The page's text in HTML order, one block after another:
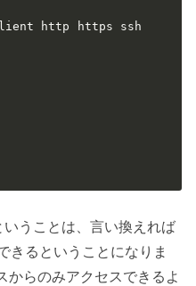
http https ssh
うことは、言い換えれば
きるということになりま
からのみアクセスできるよ